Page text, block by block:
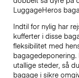
LuggageHeros
Indtil for nylig har
kufferter i disse
fleksibilitet med
utallige steder, så
bagage i sikre